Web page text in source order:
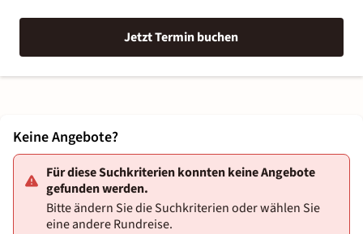
Jetzt Termin buchen
Keine Angebote?
Für diese Suchkriterien konnten keine Angebote
gefunden werden.
Bitte ändern Sie die Suchkriterien oder wählen Sie
eine andere Rundreise.